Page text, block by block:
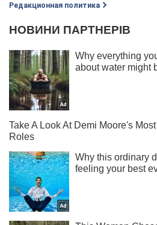
Редакционная политика